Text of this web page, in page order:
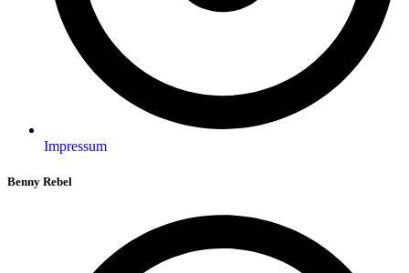
Impressum
Benny Rebel